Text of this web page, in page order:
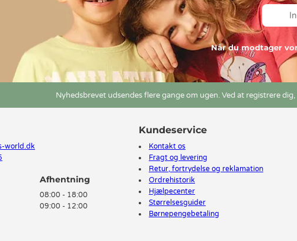
Når du modtager
Nyhedsbrevet udsendes flere gange om ugen. Ved at registrere
world.dk
08:00 - 18:00
09:00 - 12:00
Kundeservice
Kontakt os
Fragt og levering
Retur, fortrydelse og reklamation
Ordrehistorik
Hjælpecenter
Størrelsesguider
Børnepengebetaling